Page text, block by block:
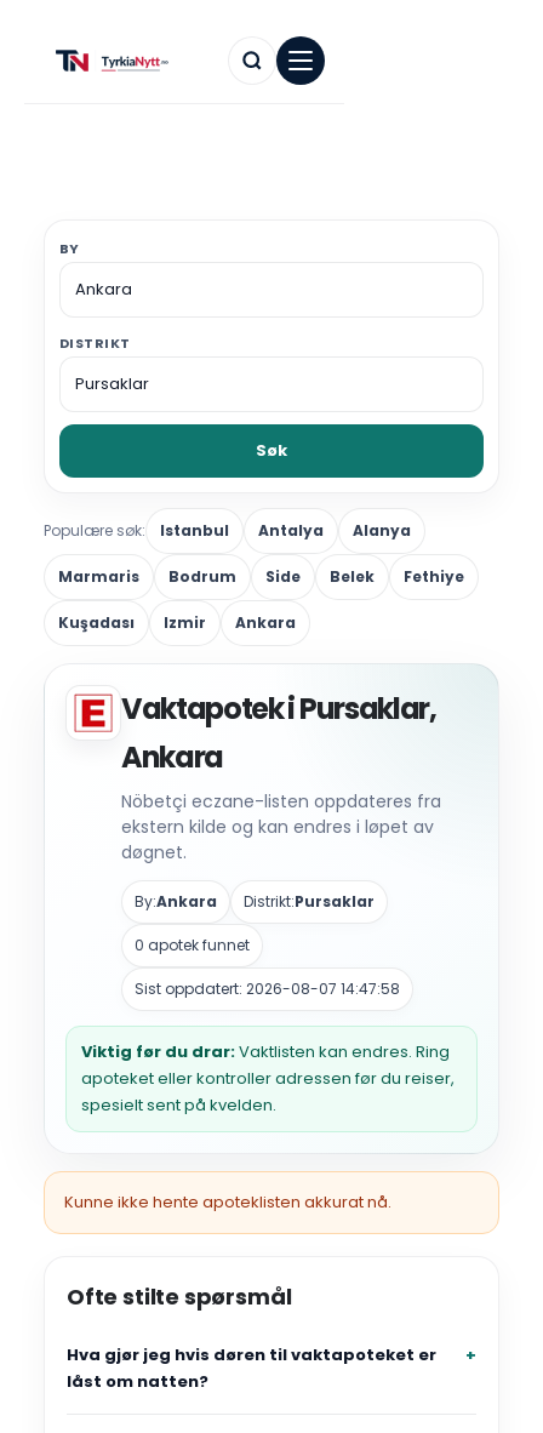
BY
DISTRIKT
Søk
Populære søk: Istanbul Antalya Alanya
Marmaris Bodrum Side Belek Fethiye
Kuşadası Izmir Ankara
Vaktapotek i Pursaklar,
Ankara
Nöbetçi eczane-listen oppdateres fra
ekstern kilde og kan endres i løpet av
døgnet.
By:Ankara Distrikt:Pursaklar
0 apotek funnet
Sist oppdatert: 2026-08-07 14:47:58
Viktig før du drar:Vaktlisten kan endres. Ring
apoteket eller kontroller adressen før du reiser,
spesielt sent på kvelden.
Kunne ikke hente apoteklisten akkurat nå.
Ofte stilte spørsmål
Hva gjør jeg hvis døren til vaktapoteket er
låst om natten?